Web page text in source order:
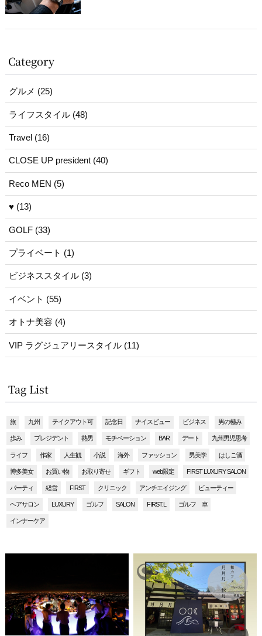
Category
グルメ (25)
ライフスタイル (48)
Travel (16)
CLOSE UP president (40)
Reco MEN (5)
♥ (13)
GOLF (33)
プライベート (1)
ビジネススタイル (3)
イベント (55)
オトナ美容 (4)
VIP ラグジュアリースタイル (11)
Tag List
旅 九州 テイクアウト可 記念日 ナイスビュー ビジネス 男の極み
歩み プレジデント 熱男 モチベーション BAR デート 九州男児思考
ライフ 作家 人生観 小説 海外 ファッション 男美学 はしご酒
博多美女 お買い物 お取り寄せ ギフト web限定 FIRST LUXURY SALON
パーティ 経営 FIRST クリニック アンチエイジング ビューティー
ヘアサロン LUXURY ゴルフ SALON FIRST.L ゴルフ 車
インナーケア